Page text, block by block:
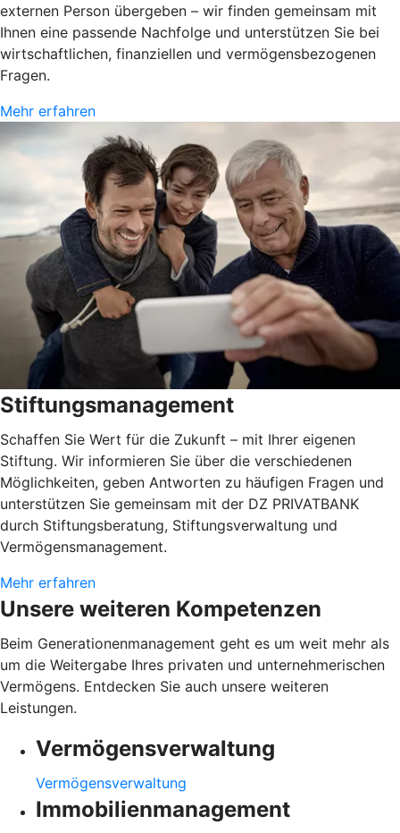
externen Person übergeben – wir finden gemeinsam mit
Ihnen eine passende Nachfolge und unterstützen Sie bei
wirtschaftlichen, finanziellen und vermögensbezogenen
Fragen.
Mehr erfahren
Stiftungsmanagement
Schaffen Sie Wert für die Zukunft – mit Ihrer eigenen
Stiftung. Wir informieren Sie über die verschiedenen
Möglichkeiten, geben Antworten zu häufigen Fragen und
unterstützen Sie gemeinsam mit der DZ PRIVATBANK
durch Stiftungsberatung, Stiftungsverwaltung und
Vermögensmanagement.
Mehr erfahren
Unsere weiteren Kompetenzen
Beim Generationenmanagement geht es um weit mehr als
um die Weitergabe Ihres privaten und unternehmerischen
Vermögens. Entdecken Sie auch unsere weiteren
Leistungen.
Vermögensverwaltung
Vermögensverwaltung
Immobilienmanagement